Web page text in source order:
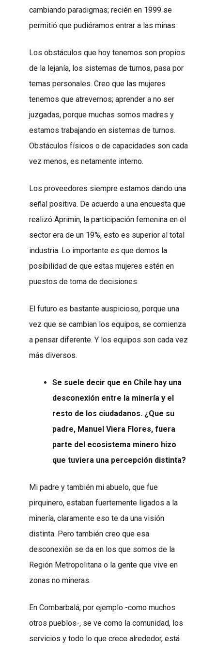
cambiando paradigmas; recién en 1999 se
permitió que pudiéramos entrar a las minas.
Los obstáculos que hoy tenemos son propios
de la lejanía, los sistemas de turnos, pasa por
temas personales. Creo que las mujeres
tenemos que atrevernos; aprender a no ser
juzgadas, porque muchas somos madres y
estamos trabajando en sistemas de turnos.
Obstáculos físicos o de capacidades son cada
vez menos, es netamente interno.
Los proveedores siempre estamos dando una
señal positiva. De acuerdo a una encuesta que
realizó Aprimin, la participación femenina en el
sector era de un 19%, esto es superior al total
industria. Lo importante es que demos la
posibilidad de que estas mujeres estén en
puestos de toma de decisiones.
El futuro es bastante auspicioso, porque una
vez que se cambian los equipos, se comienza
a pensar diferente. Y los equipos son cada vez
más diversos.
Se suele decir que en Chile hay una
desconexión entre la minería y el
resto de los ciudadanos. ¿Que su
padre, Manuel Viera Flores, fuera
parte del ecosistema minero hizo
que tuviera una percepción distinta?
Mi padre y también mi abuelo, que fue
pirquinero, estaban fuertemente ligados a la
minería, claramente eso te da una visión
distinta. Pero también creo que esa
desconexión se da en los que somos de la
Región Metropolitana o la gente que vive en
zonas no mineras.
En Combarbalá, por ejemplo -como muchos
otros pueblos-, se ve como la comunidad, los
servicios y todo lo que crece alrededor, está